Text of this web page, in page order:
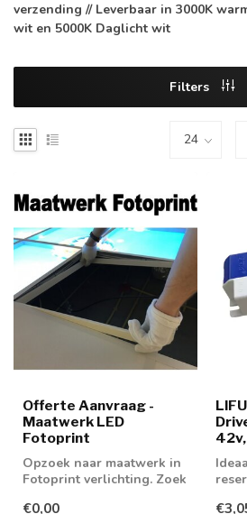
verzending // Leverbaar in 3000K
wit en 5000K Daglicht wit
Filters
Offerte Aanvraag -
Maatwerk LED
Fotoprint
Opzoek naar maatwerk in
Fotoprint verlichting. Zoek
€0,00